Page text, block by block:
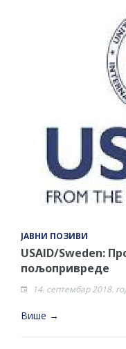
ЈАВНИ ПОЗИВИ
USAID/Sweden:
пољопривреде
14. септембар 2018.
Више →